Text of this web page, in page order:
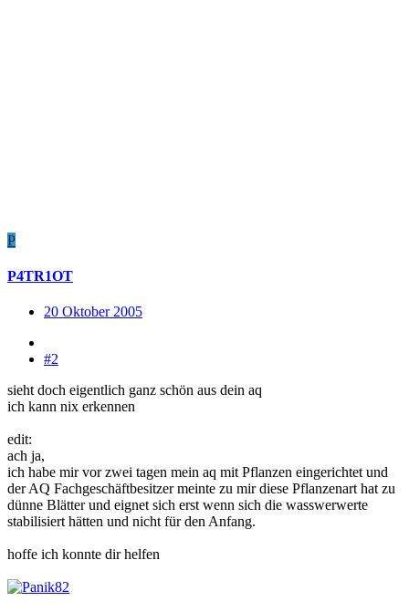
P
P4TR1OT
20 Oktober 2005
#2
sieht doch eigentlich ganz schön aus dein aq
ich kann nix erkennen
edit:
ach ja,
ich habe mir vor zwei tagen mein aq mit Pflanzen eingerichtet und
der AQ Fachgeschäftbesitzer meinte zu mir diese Pflanzenart hat zu
dünne Blätter und eignet sich erst wenn sich die wasswerwerte
stabilisiert hätten und nicht für den Anfang.
hoffe ich konnte dir helfen